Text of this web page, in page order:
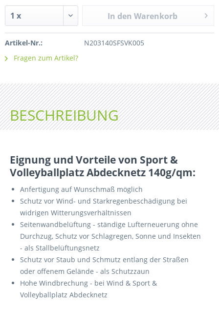
In den Warenkorb
Artikel-Nr.:
N203140SFSVK005
Fragen zum Artikel?
BESCHREIBUNG
Eignung und Vorteile von Sport &
Volleyballplatz Abdecknetz 140g/qm:
Anfertigung auf Wunschmaß möglich
Schutz vor Wind- und Starkregenbeschädigung bei
widrigen Witterungsverhältnissen
Seitenwandbelüftung - ständige Lufterneuerung ohne
Durchzug, Schutz vor Schlagregen, Sonne und Insekten
- als Stallbelüftungsnetz
Schutz vor Staub und Schmutz entlang der Straßen
oder offenem Gelände - als Schutzzaun
Hohe Windbrechung - bei Wind & Sport &
Volleyballplatz Abdecknetz